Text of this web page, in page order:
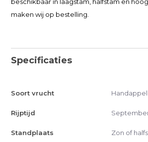
maken wij op bestelling.
Specificaties
Soort vrucht
Rijptijd
Standplaats Zon of